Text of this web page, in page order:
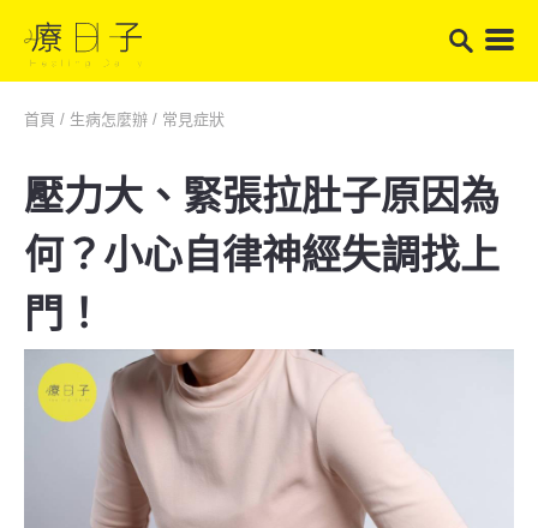
首頁 / 生病怎麼辦 / 常見症狀
壓力大、緊張拉肚子原因為
何？小心自律神經失調找上
門！